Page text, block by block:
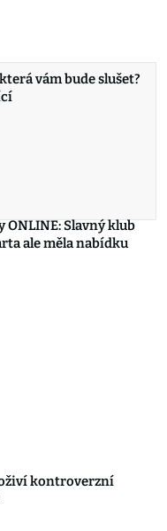
vám bude slušet?
ONLINE: Slavný klub
ale měla nabídku
kontroverzní